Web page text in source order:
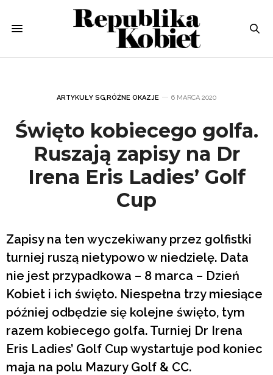
ARTYKUŁY SG,RÓŻNE OKAZJE 6 MARCA 2020
Święto kobiecego golfa.
Ruszają zapisy na Dr
Irena Eris Ladies’ Golf
Cup
Zapisy na ten wyczekiwany przez golfistki
turniej ruszą nietypowo w niedzielę. Data
nie jest przypadkowa – 8 marca – Dzień
Kobiet i ich święto. Niespełna trzy miesiące
później odbędzie się kolejne święto, tym
razem kobiecego golfa. Turniej Dr Irena
Eris Ladies’ Golf Cup wystartuje pod koniec
maja na polu Mazury Golf & CC.